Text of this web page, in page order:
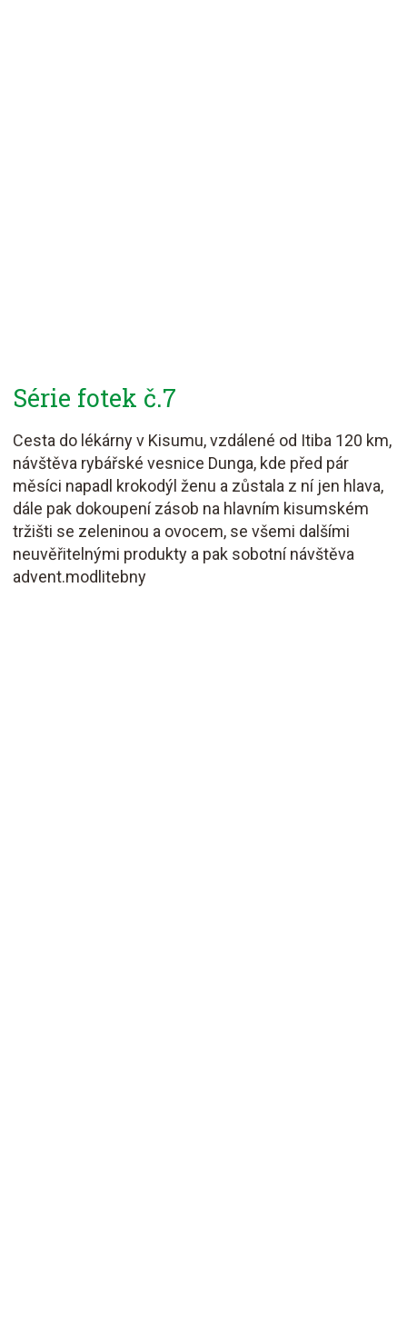
Série fotek č.7
Cesta do lékárny v Kisumu, vzdálené od Itiba 120 km,
návštěva rybářské vesnice Dunga, kde před pár
měsíci napadl krokodýl ženu a zůstala z ní jen hlava,
dále pak dokoupení zásob na hlavním kisumském
tržišti se zeleninou a ovocem, se všemi dalšími
neuvěřitelnými produkty a pak sobotní návštěva
advent.modlitebny